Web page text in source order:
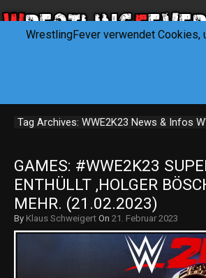
Tag Archives: WWE2K23 News & Infos
GAMES: #WWE2K23
ENTHÜLLT ,HOLGER
MEHR. (21.02.2023)
By Klaus Schweigert On 21. Februar 2023
WrestlingFever verwendet